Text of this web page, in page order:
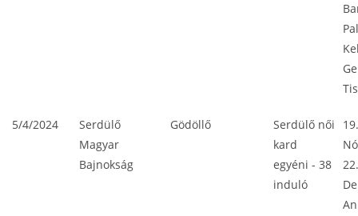
5/4/2024
Serdülő
Magyar
Bajnokság
Gödöllő
Serdülő női
kard
egyéni - 38
induló
22.